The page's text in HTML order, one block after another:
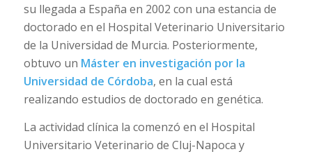
su llegada a España en 2002 con una estancia de
doctorado en el Hospital Veterinario Universitario
de la Universidad de Murcia. Posteriormente,
obtuvo un Máster en investigación por la
Universidad de Córdoba, en la cual está
realizando estudios de doctorado en genética.
La actividad clínica la comenzó en el Hospital
Universitario Veterinario de Cluj-Napoca y